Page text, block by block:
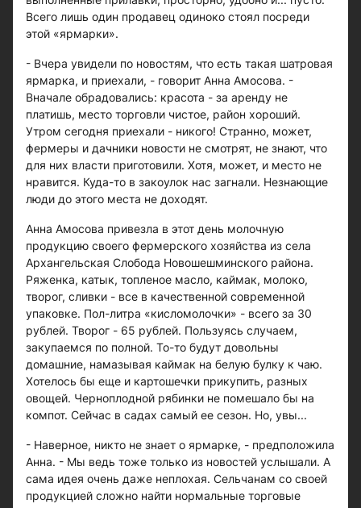
Всего лишь один продавец одиноко стоял посреди
этой «ярмарки».
- Вчера увидели по новостям, что есть такая шатровая
ярмарка, и приехали, - говорит Анна Амосова. -
Вначале обрадовались: красота - за аренду не
платишь, место торговли чистое, район хороший.
Утром сегодня приехали - никого! Странно, может,
фермеры и дачники новости не смотрят, не знают, что
для них власти приготовили. Хотя, может, и место не
нравится. Куда-то в закоулок нас загнали. Незнающие
люди до этого места не доходят.
Анна Амосова привезла в этот день молочную
продукцию своего фермерского хозяйства из села
Архангельская Слобода Новошешминского района.
Ряженка, катык, топленое масло, каймак, молоко,
творог, сливки - все в качественной современной
упаковке. Пол-литра «кисломолочки» - всего за 30
рублей. Творог - 65 рублей. Пользуясь случаем,
закупаемся по полной. То-то будут довольны
домашние, намазывая каймак на белую булку к чаю.
Хотелось бы еще и картошечки прикупить, разных
овощей. Черноплодной рябинки не помешало бы на
компот. Сейчас в садах самый ее сезон. Но, увы...
- Наверное, никто не знает о ярмарке, - предположила
Анна. - Мы ведь тоже только из новостей услышали. А
сама идея очень даже неплохая. Сельчанам со своей
продукцией сложно найти нормальные торговые